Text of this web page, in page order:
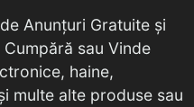
Anunțuri Gratuite și
sau Vinde
haine,
multe alte produse sau